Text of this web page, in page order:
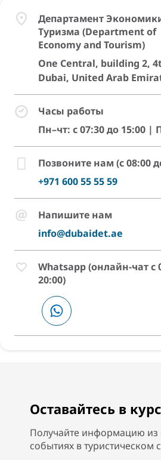
Департамент
Туризма (Department of
Economy and Tourism)
One Central, building 2,
Dubai, United Arab
Часы работы
Пн–чт: c 07:30 до 15:00 |
Позвоните нам (с 08:00
+971 600 55 55 59
Напишите нам
info@dubaidet.ae
Whatsapp (онлайн-чат с
20:00)
Оставайтесь в
Получайте информацию из
событиях в туристическом